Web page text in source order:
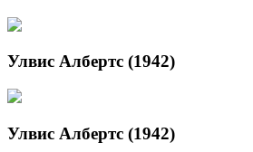
Улвис Албертс (1942)
Улвис Албертс (1942)